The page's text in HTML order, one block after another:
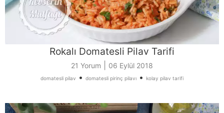
Rokalı Domatesli Pilav Tarifi
21 Yorum 06 Eylül 2018
domatesli pilav • domatesli pirinç pilavı • kolay pilav tarifi